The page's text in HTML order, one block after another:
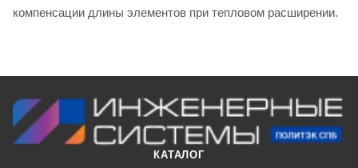
компенсации длины элементов при тепловом расширении.
КАТАЛОГ